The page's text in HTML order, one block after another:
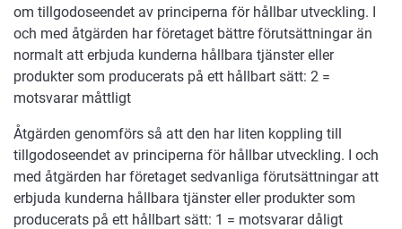
om tillgodoseendet av principerna för hållbar utveckling. I
och med åtgärden har företaget bättre förutsättningar än
normalt att erbjuda kunderna hållbara tjänster eller
produkter som producerats på ett hållbart sätt: 2 =
motsvarar måttligt
Åtgärden genomförs så att den har liten koppling till
tillgodoseendet av principerna för hållbar utveckling. I och
med åtgärden har företaget sedvanliga förutsättningar att
erbjuda kunderna hållbara tjänster eller produkter som
producerats på ett hållbart sätt: 1 = motsvarar dåligt